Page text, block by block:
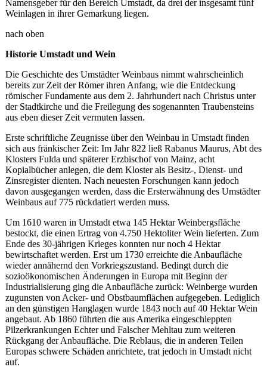
Namensgeber für den Bereich Umstadt, da drei der insgesamt fünf
Weinlagen in ihrer Gemarkung liegen.
nach oben
Historie Umstadt und Wein
Die Geschichte des Umstädter Weinbaus nimmt wahrscheinlich
bereits zur Zeit der Römer ihren Anfang, wie die Entdeckung
römischer Fundamente aus dem 2. Jahrhundert nach Christus unter
der Stadtkirche und die Freilegung des sogenannten Traubensteins
aus eben dieser Zeit vermuten lassen.
Erste schriftliche Zeugnisse über den Weinbau in Umstadt finden
sich aus fränkischer Zeit: Im Jahr 822 ließ Rabanus Maurus, Abt des
Klosters Fulda und späterer Erzbischof von Mainz, acht
Kopialbücher anlegen, die dem Kloster als Besitz-, Dienst- und
Zinsregister dienten. Nach neuesten Forschungen kann jedoch
davon ausgegangen werden, dass die Ersterwähnung des Umstädter
Weinbaus auf 775 rückdatiert werden muss.
Um 1610 waren in Umstadt etwa 145 Hektar Weinbergsfläche
bestockt, die einen Ertrag von 4.750 Hektoliter Wein lieferten. Zum
Ende des 30-jährigen Krieges konnten nur noch 4 Hektar
bewirtschaftet werden. Erst um 1730 erreichte die Anbaufläche
wieder annähernd den Vorkriegszustand. Bedingt durch die
sozioökonomischen Änderungen in Europa mit Beginn der
Industrialisierung ging die Anbaufläche zurück: Weinberge wurden
zugunsten von Acker- und Obstbaumflächen aufgegeben. Lediglich
an den günstigen Hanglagen wurde 1843 noch auf 40 Hektar Wein
angebaut. Ab 1860 führten die aus Amerika eingeschleppten
Pilzerkrankungen Echter und Falscher Mehltau zum weiteren
Rückgang der Anbaufläche. Die Reblaus, die in anderen Teilen
Europas schwere Schäden anrichtete, trat jedoch in Umstadt nicht
auf.